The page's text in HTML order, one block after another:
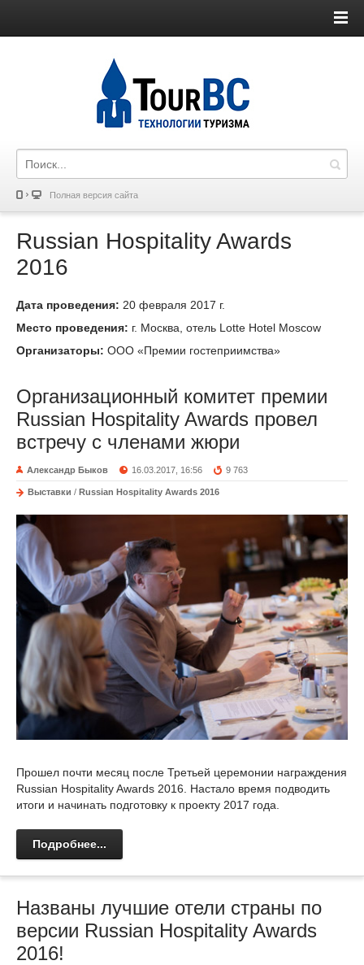
Полная версия сайта
Russian Hospitality Awards
2016
Дата проведения: 20 февраля 2017 г.
Место проведения: г. Москва, отель Lotte Hotel Moscow
Организаторы: ООО «Премии гостеприимства»
Организационный комитет премии
Russian Hospitality Awards провел
встречу с членами жюри
Александр Быков 16.03.2017, 16:56 9 763
Выставки / Russian Hospitality Awards 2016
Прошел почти месяц после Третьей церемонии награждения
Russian Hospitality Awards 2016. Настало время подводить
итоги и начинать подготовку к проекту 2017 года.
Подробнее...
Названы лучшие отели страны по
версии Russian Hospitality Awards
2016!